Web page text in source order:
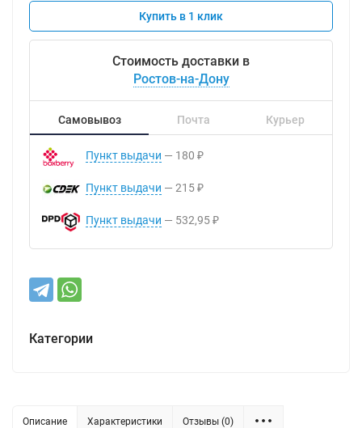
Купить в 1 клик
Стоимость доставки в
Ростов-на-Дону
Самовывоз Почта Курьер
Пункт выдачи 180 ₽
Пункт выдачи 215 ₽
Пункт выдачи 532,95 ₽
Категории
Описание Характеристики Отзывы (0)